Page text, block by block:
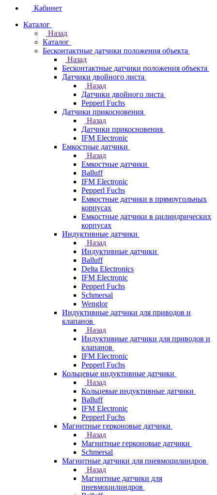
Кабинет
Каталог
Назад
Каталог
Бесконтактные датчики положения объекта
Назад
Бесконтактные датчики положения объекта
Датчики двойного листа
Назад
Датчики двойного листа
Pepperl Fuchs
Датчики прикосновения
Назад
Датчики прикосновения
IFM Electronic
Емкостные датчики
Назад
Емкостные датчики
Balluff
IFM Electronic
Pepperl Fuchs
Емкостные датчики в прямоугольных
корпусах
Емкостные датчики в цилиндрических
корпусах
Индуктивные датчики
Назад
Индуктивные датчики
Balluff
Delta Electronics
IFM Electronic
Pepperl Fuchs
Schmersal
Wenglor
Индуктивные датчики для приводов и
клапанов
Назад
Индуктивные датчики для приводов и
клапанов
IFM Electronic
Pepperl Fuchs
Кольцевые индуктивные датчики
Назад
Кольцевые индуктивные датчики
Balluff
IFM Electronic
Pepperl Fuchs
Магнитные герконовые датчики
Назад
Магнитные герконовые датчики
Schmersal
Магнитные датчики для пневмоцилиндров
Назад
Магнитные датчики для
пневмоцилиндров